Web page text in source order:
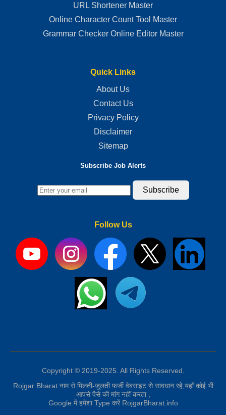
URL Shortener Master
Online Character Count Tool Master
Grammar Checker Online Editor Master
Quick Links
About Us
Contact Us
Privacy Policy
Disclaimer
Sitemap
Subscribe Job Alerts
Subscribe
Follow Us
Copyright © 2019-2025. All Rights Reserved.
Rojgar Bharat नाम से मिलती-जुलती फर्जी वेबसाइट से सावधान रहे,यहाँ कोई भी
आपसे पैसे की मांग नहीं करता ,
Google में हमेशा Type करें RojgarBharat.info